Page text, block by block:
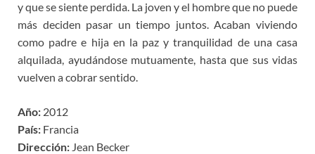
y que se siente perdida. La joven y el hombre que no puede
más deciden pasar un tiempo juntos. Acaban viviendo
como padre e hija en la paz y tranquilidad de una casa
alquilada, ayudándose mutuamente, hasta que sus vidas
vuelven a cobrar sentido.
Año: 2012
País: Francia
Dirección: Jean Becker